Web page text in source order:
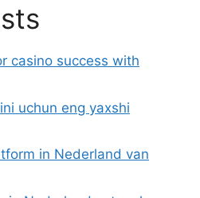
casino success with
uchun eng yaxshi
in Nederland van